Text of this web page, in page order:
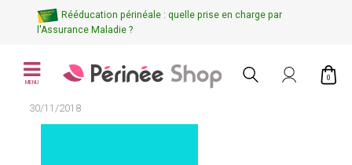
Rééducation périnéale : quelle prise en charge par
l'Assurance Maladie ?
MENU
0
30/11/2018